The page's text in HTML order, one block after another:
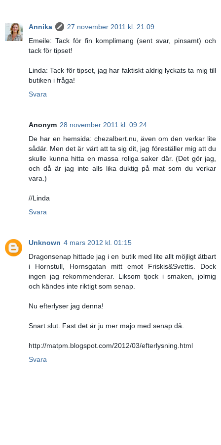
Annika
27 november 2011 kl. 21:09
Emeile: Tack för fin komplimang (sent svar, pinsamt) och
tack för tipset!
Linda: Tack för tipset, jag har faktiskt aldrig lyckats ta mig till
butiken i fråga!
Svara
Anonym 28 november 2011 kl. 09:24
De har en hemsida: chezalbert.nu, även om den verkar lite
sådär. Men det är värt att ta sig dit, jag föreställer mig att du
skulle kunna hitta en massa roliga saker där. (Det gör jag,
och då är jag inte alls lika duktig på mat som du verkar
vara.)
//Linda
Svara
Unknown 4 mars 2012 kl. 01:15
Dragonsenap hittade jag i en butik med lite allt möjligt ätbart
i Hornstull, Hornsgatan mitt emot Friskis&Svettis. Dock
ingen jag rekommenderar. Liksom tjock i smaken, jolmig
och kändes inte riktigt som senap.
Nu efterlyser jag denna!
Snart slut. Fast det är ju mer majo med senap då.
http://matpm.blogspot.com/2012/03/efterlysning.html
Svara